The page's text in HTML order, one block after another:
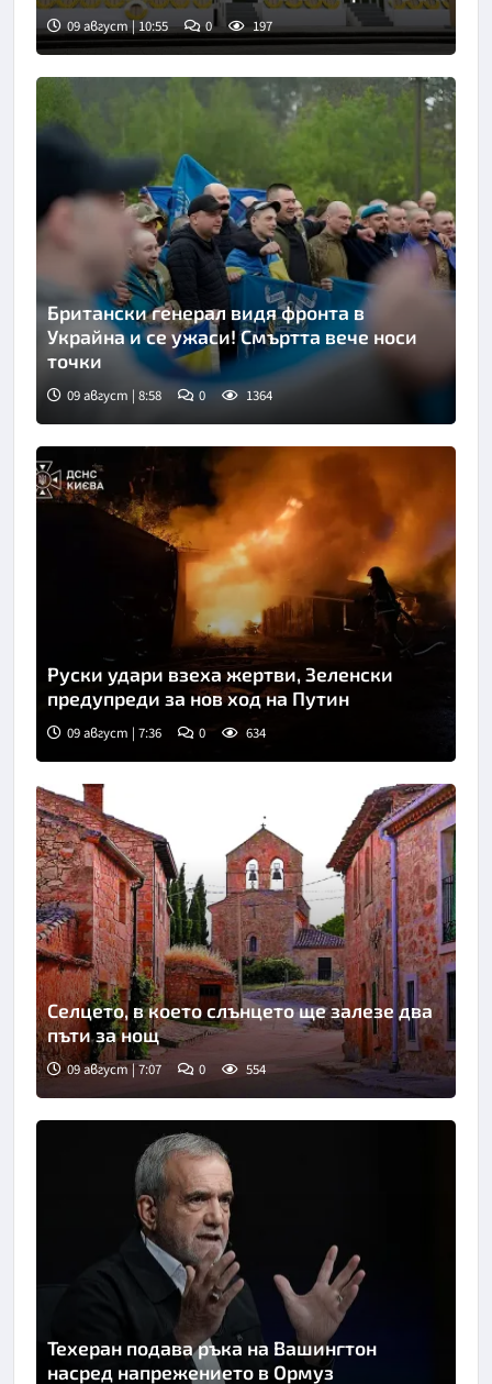
Снимка: Киодо
09 август | 10:55 0 197
Снимка: Укринформ
Британски генерал видя фронта в
Украйна и се ужаси! Смъртта вече носи
точки
09 август | 8:58 0 1364
Руски удари взеха жертви, Зеленски
предупреди за нов ход на Путин
09 август | 7:36 0 634
Селцето, в което слънцето ще залезе два
пъти за нощ
09 август | 7:07 0 554
Техеран подава ръка на Вашингтон
насред напрежението в Ормуз